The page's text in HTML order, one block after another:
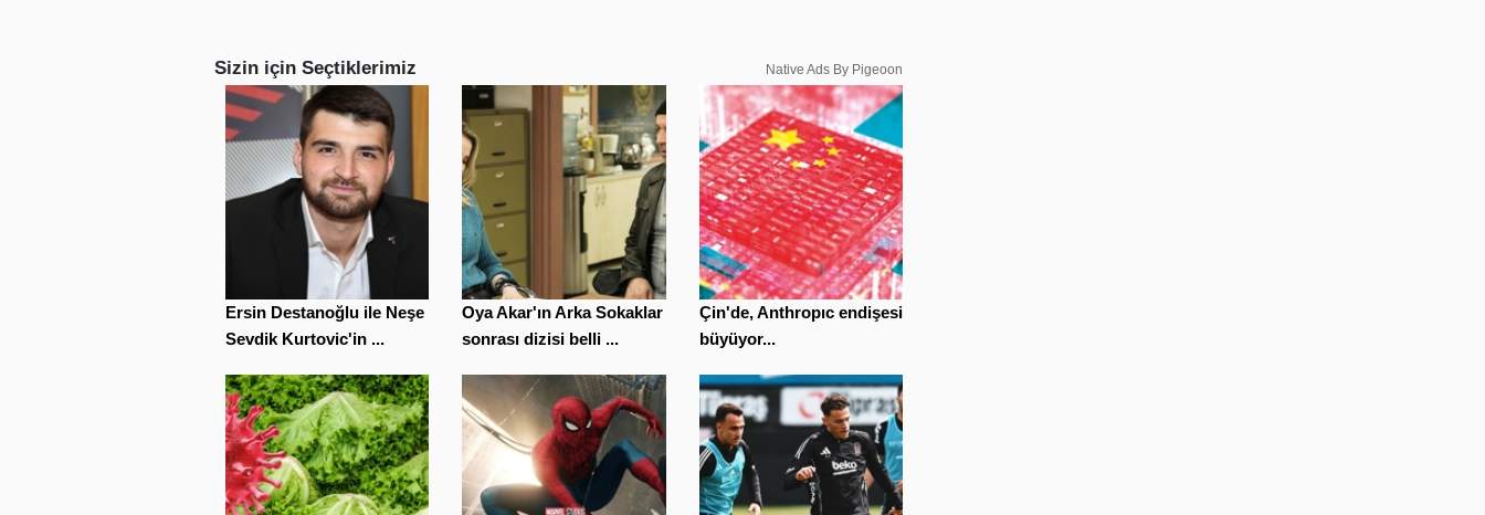
Sizin için Seçtiklerimiz Native Ads By Pigeoon
Ersin Destanoğlu ile Neşe
Sevdik Kurtovic'in ...
Oya Akar'ın Arka Sokaklar
sonrası dizisi belli ...
Çin'de, Anthropıc endişesi
büyüyor...